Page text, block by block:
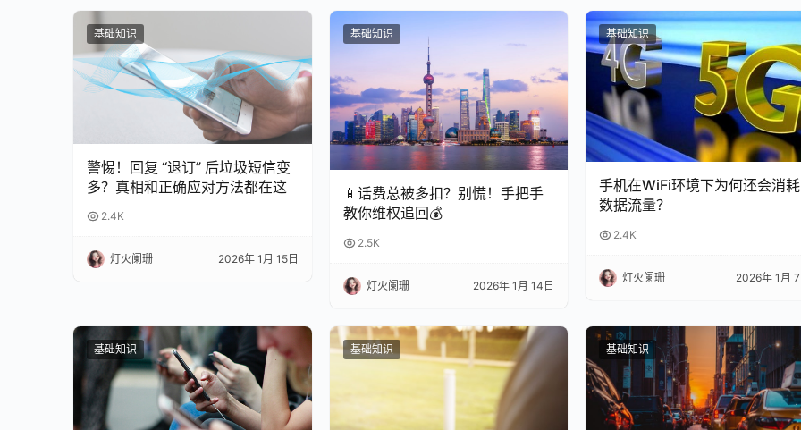
基础知识
警惕！回复 “退订” 后垃圾短信变
多？真相和正确应对方法都在这
2.4K
灯火阑珊 2026年 1月 15日
基础知识
📱话费总被多扣？别慌！手把手
教你维权追回💰
2.5K
灯火阑珊 2026年 1月 14日
基础知识
手机在WiFi环境下为何还会消耗
数据流量？
2.4K
灯火阑珊 2026年 1月
基础知识 基础知识 基础知识